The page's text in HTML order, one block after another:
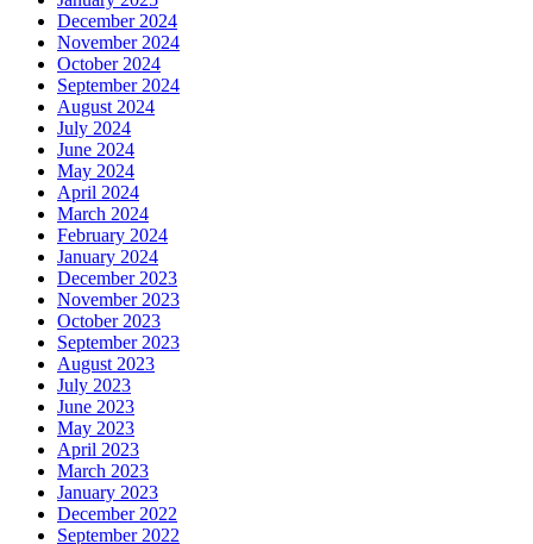
December 2024
November 2024
October 2024
September 2024
August 2024
July 2024
June 2024
May 2024
April 2024
March 2024
February 2024
January 2024
December 2023
November 2023
October 2023
September 2023
August 2023
July 2023
June 2023
May 2023
April 2023
March 2023
January 2023
December 2022
September 2022